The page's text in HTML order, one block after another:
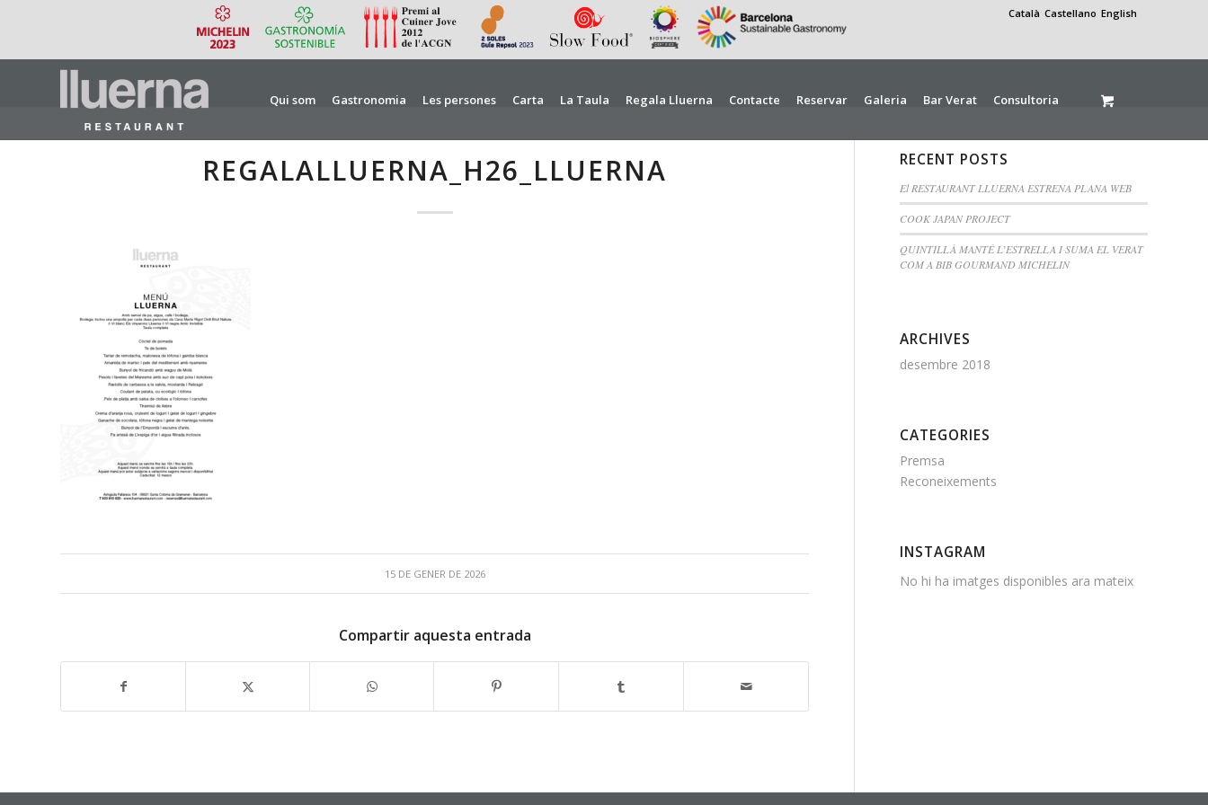
Català Castellano English
Qui som Gastronomia Les persones Carta La Taula Regala Lluerna Contacte Reservar Galeria Bar Verat Consultoria
REGALALLUERNA_H26_LLUERNA
15 DE GENER DE 2026
Compartir aquesta entrada
RECENT POSTS
El RESTAURANT LLUERNA ESTRENA PLANA WEB
COOK JAPAN PROJECT
QUINTILLÀ MANTÉ L’ESTRELLA I SUMA EL VERAT
COM A BIB GOURMAND MICHELIN
ARCHIVES
desembre 2018
CATEGORIES
Premsa
Reconeixements
INSTAGRAM
No hi ha imatges disponibles ara mateix